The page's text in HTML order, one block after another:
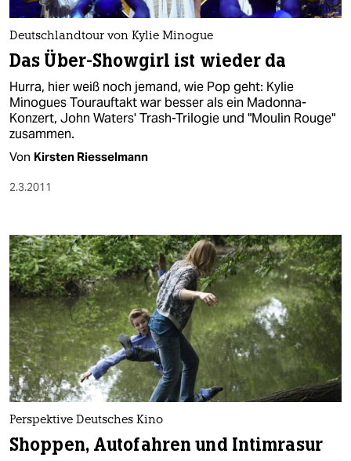
Deutschlandtour von Kylie Minogue
Das Über-Showgirl ist wieder da
Hurra, hier weiß noch jemand, wie Pop geht: Kylie
Minogues Tourauftakt war besser als ein Madonna-
Konzert, John Waters' Trash-Trilogie und "Moulin Rouge"
zusammen.
Von Kirsten Riesselmann
2.3.2011
Perspektive Deutsches Kino
Shoppen, Autofahren und Intimrasur